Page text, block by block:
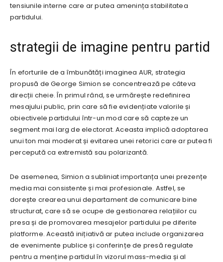
tensiunile interne care ar putea amenința stabilitatea
partidului.
strategii de imagine pentru partid
În eforturile de a îmbunătăți imaginea AUR, strategia
propusă de George Simion se concentrează pe câteva
direcții cheie. În primul rând, se urmărește redefinirea
mesajului public, prin care să fie evidențiate valorile și
obiectivele partidului într-un mod care să capteze un
segment mai larg de electorat. Aceasta implică adoptarea
unui ton mai moderat și evitarea unei retorici care ar putea fi
percepută ca extremistă sau polarizantă.
De asemenea, Simion a subliniat importanța unei prezențe
media mai consistente și mai profesionale. Astfel, se
dorește crearea unui departament de comunicare bine
structurat, care să se ocupe de gestionarea relațiilor cu
presa și de promovarea mesajelor partidului pe diferite
platforme. Această inițiativă ar putea include organizarea
de evenimente publice și conferințe de presă regulate
pentru a menține partidul în vizorul mass-media și al